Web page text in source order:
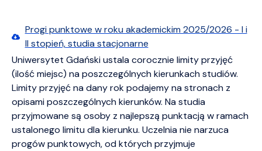
Progi punktowe w roku akademickim 2025/2026 - I i
II stopień, studia stacjonarne
Uniwersytet Gdański ustala corocznie limity przyjęć
(ilość miejsc) na poszczególnych kierunkach studiów.
Limity przyjęć na dany rok podajemy na stronach z
opisami poszczególnych kierunków. Na studia
przyjmowane są osoby z najlepszą punktacją w ramach
ustalonego limitu dla kierunku. Uczelnia nie narzuca
progów punktowych, od których przyjmuje